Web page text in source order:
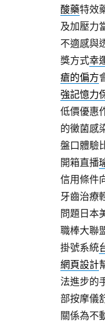
酸藥特效
及加壓力
不適感與
獎方式幸
瘡的偏方
強記憶力
低價優惠
的黴菌感
盤口體驗
開箱直播
信用條件
牙齒治療
問題日本
職棒大聯
掛號系統
網頁設計
法進步的
部按摩儀
關係為不